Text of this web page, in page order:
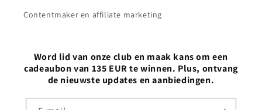
Contentmaker en affiliate marketing
Word lid van onze club en maak kans om een
cadeaubon van 135 EUR te winnen. Plus, ontvang
de nieuwste updates en aanbiedingen.